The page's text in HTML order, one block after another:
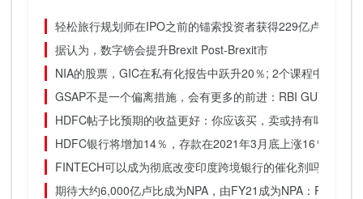
轻松旅行规划师在IPO之前的锚索投资者获得229亿卢比
据认为，数字镑会提升Brexit Post-Brexit市
NIA的股票，GIC在私有化报告中跃升20％; 2个课程中44％
GSAP不是一个偏离措施，会有更多的前进：RBI GUV
HDFC帖子比预期的收益更好：你应该买，卖或持有吗？
HDFC银行将增加14％，存款在2021年3月底上涨16％
FINTECH可以成为彻底改变印度跨境银行的催化剂吗？
期待大约6,000亿卢比成为NPA，由FY21成为NPA：PNB.